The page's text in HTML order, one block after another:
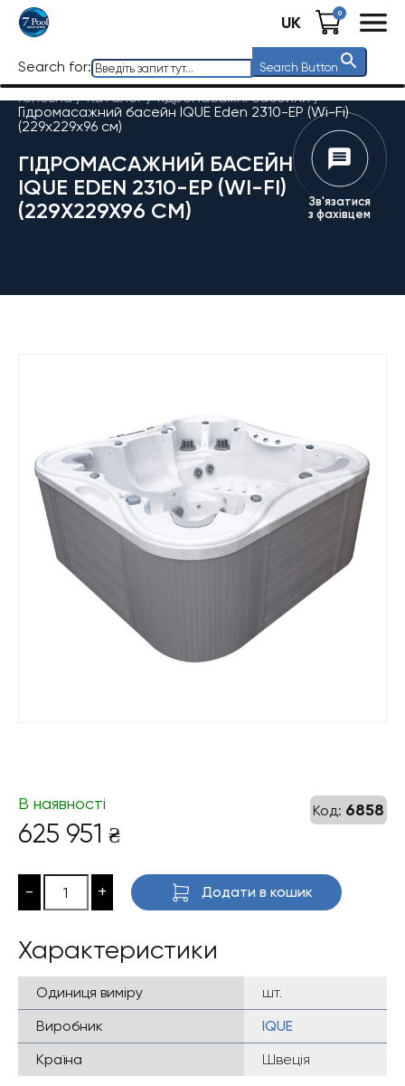
UK 0
Search for: Search Button
Головна / Каталог/Гідромасажні басейни/
Гідромасажний басейн IQUE Eden 2310-EP (Wi-Fi)
(229х229х96 см)
ГІДРОМАСАЖНИЙ БАСЕЙН
IQUE EDEN 2310-EP (WI-FI)
(229Х229Х96 СМ)
Зв'язатися
з фахівцем
Код: 6858
В наявності
625 951 ₴
- + Додати в кошик
Характеристики
Одиниця виміру
шт.
Виробник
IQUE
Країна
Швеція